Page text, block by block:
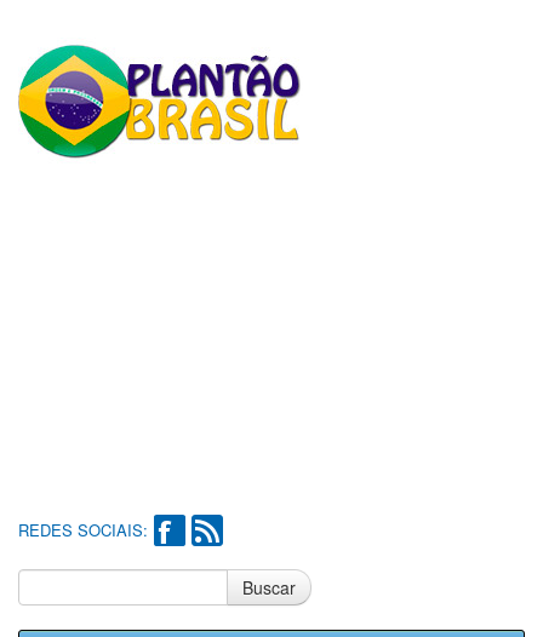
REDES SOCIAIS:
Buscar